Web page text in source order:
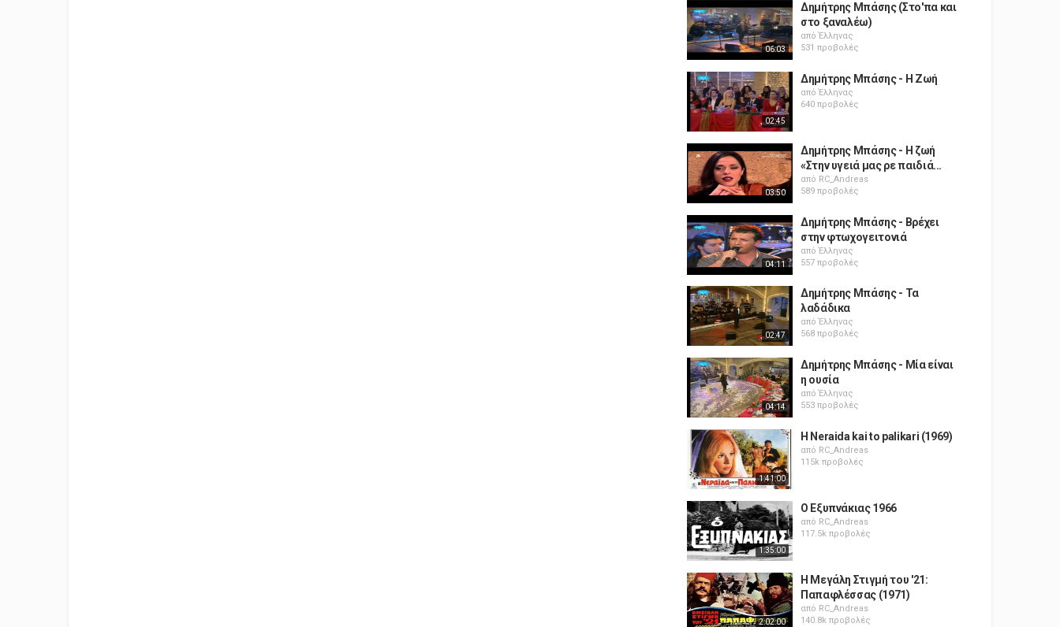
06:03
Δημήτρης Μπάσης (Στο'πα και
στο ξαναλέω)
απόΈλληνας
531 προβολές
02:45
Δημήτρης Μπάσης - Η Ζωή
απόΈλληνας
640 προβολές
03:50
Δημήτρης Μπάσης - Η ζωή
«Στην υγειά μας ρε παιδιά...
από RC_Andreas
589 προβολές
04:11
Δημήτρης Μπάσης - Βρέχει
στην φτωχογειτονιά
απόΈλληνας
557 προβολές
02:47
Δημήτρης Μπάσης - Τα
λαδάδικα
απόΈλληνας
568 προβολές
04:14
Δημήτρης Μπάσης - Μία είναι
η ουσία
απόΈλληνας
553 προβολές
1:41:00
H Neraida kai to palikari (1969)
από RC_Andreas
115k προβολές
1:35:00
Ο Εξυπνάκιας 1966
από RC_Andreas
117.5k προβολές
2:02:00
Η Μεγάλη Στιγμή του '21:
Παπαφλέσσας (1971)
από RC_Andreas
140.8k προβολές